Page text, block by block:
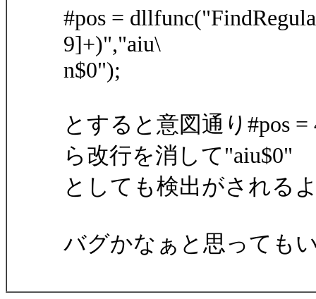
#pos =
9]+)","aiu\
n$0");
とすると意図通り#pos
ら改行を消して"aiu$0"
としても検出がされる
バグかなぁと思っても